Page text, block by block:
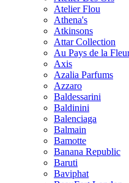
Atelier Flou
Athena's
Atkinsons
Attar Collection
Au Pays de la
Axis
Azalia Parfums
Azzaro
Baldessarini
Baldinini
Balenciaga
Balmain
Bamotte
Banana Republic
Baruti
Baviphat